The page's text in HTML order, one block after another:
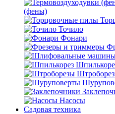
(фены)
Точило
Фонари
Насосы
Садовая техника